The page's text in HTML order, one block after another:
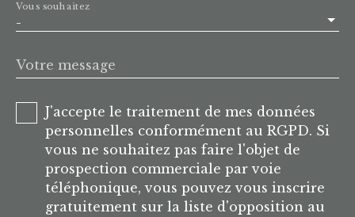
-
Vous souhaitez
Votre message
J'accepte le traitement de mes données
personnelles conformément au RGPD. Si
vous ne souhaitez pas faire l'objet de
prospection commerciale par voie
téléphonique, vous pouvez vous inscrire
gratuitement sur la liste d'opposition au